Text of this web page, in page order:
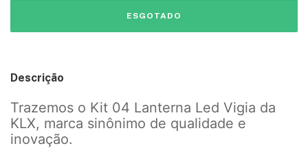
Descrição
Trazemos o Kit 04 Lanterna Led Vigia da
KLX, marca sinônimo de qualidade e
inovação.